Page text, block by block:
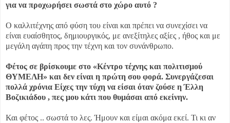
για να προχωρήσει σωστά στο χώρο αυτό ?
Ο καλλιτέχνης από φύση του είναι και πρέπει να συνεχίσει να
είναι ευαίσθητος, δημιουργικός, με ανεξίτηλες αξίες , ήθος και με
μεγάλη αγάπη προς την τέχνη και τον συνάνθρωπο.
Φέτος σε βρίσκουμε στο «Κέντρο τέχνης και πολιτισμού
ΘΥΜΕΛΗ» και δεν είναι η πρώτη σου φορά. Συνεργάζεσαι
πολλά χρόνια Είχες την τύχη να είσαι όταν ζούσε η Έλλη
Βοζικιάδου , πες μου κάτι που θυμάσαι από εκείνην.
Και φέτος .. σωστά το λες. Ήμουν και είμαι ακόμα εκεί. Τι κι αν